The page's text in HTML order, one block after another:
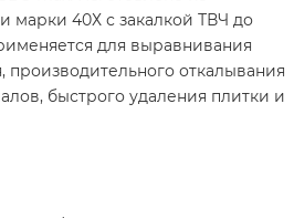
марки 40Х с закалкой ТВЧ до
для выравнивания
производительного откалывания
быстрого удаления плитки и